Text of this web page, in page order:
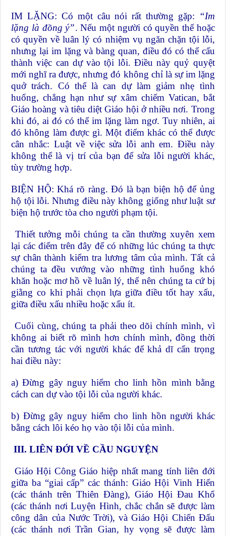
IM LẶNG: Có một câu nói rất thường gặp: “Im
lặng là đồng ý”. Nếu một người có quyền thế hoặc
có quyền về luân lý có nhiệm vụ ngăn chặn tội lỗi,
nhưng lại im lặng và bàng quan, điều đó có thể cấu
thành việc can dự vào tội lỗi. Điều này quỷ quyệt
mới nghĩ ra được, nhưng đó không chỉ là sự im lặng
quở trách. Có thể là can dự làm giảm nhẹ tình
huống, chẳng hạn như sự xâm chiếm Vatican, bắt
Giáo hoàng và tiêu diệt Giáo hội ở nhiều nơi. Trong
khi đó, ai đó có thể im lặng làm ngơ. Tuy nhiên, ai
đó không làm được gì. Một điểm khác có thể được
cân nhắc: Luật về việc sửa lỗi anh em. Điều này
không thể là vị trí của bạn để sửa lỗi người khác,
tùy trường hợp.
BIỆN HỘ: Khá rõ ràng. Đó là bạn biện hộ để ủng
hộ tội lỗi. Nhưng điều này không giống như luật sư
biện hộ trước tòa cho người phạm tội.
Thiết tưởng mỗi chúng ta cần thường xuyên xem
lại các điểm trên đây để có những lúc chúng ta thực
sự chân thành kiểm tra lương tâm của mình. Tất cả
chúng ta đều vướng vào những tình huống khó
khăn hoặc mơ hồ về luân lý, thế nên chúng ta cứ bị
giằng co khi phải chọn lựa giữa điều tốt hay xấu,
giữa điều xấu nhiều hoặc xấu ít.
Cuối cùng, chúng ta phải theo dõi chính mình, vì
không ai biết rõ mình hơn chính mình, đồng thời
cần tương tác với người khác để khả dĩ cẩn trọng
hai điều này:
a) Đừng gây nguy hiểm cho linh hồn mình bằng
cách can dự vào tội lỗi của người khác.
b) Đừng gây nguy hiểm cho linh hồn người khác
bằng cách lôi kéo họ vào tội lỗi của mình.
III. LIÊN ĐỚI VỀ CẦU NGUYỆN
Giáo Hội Công Giáo hiệp nhất mang tính liên đới
giữa ba “giai cấp” các thánh: Giáo Hội Vinh Hiển
(các thánh trên Thiên Đàng), Giáo Hội Đau Khổ
(các thánh nơi Luyện Hình, chắc chắn sẽ được làm
công dân của Nước Trời), và Giáo Hội Chiến Đấu
(các thánh nơi Trần Gian, hy vọng sẽ được làm